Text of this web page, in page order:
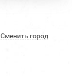
Cменить город